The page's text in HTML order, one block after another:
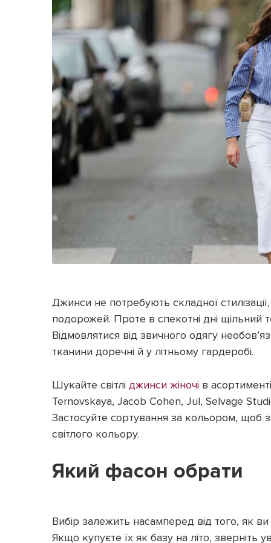
Життя
Культура
Афіша
Джинси не потребують складної
подорожей. Проте в спекотні дні щільний
Відмовлятися від звичного одягу
тканини доречні й у літньому гардеробі.
Шукайте світлі джинси жіночі в
Ternovskaya, Jacob Cohen, Jul, Selvage
Застосуйте сортування за кольором, щоб
світлого кольору.
Який фасон обрати
Вибір залежить насамперед від того, як
Якщо купуєте їх як базу на літо, зверніть